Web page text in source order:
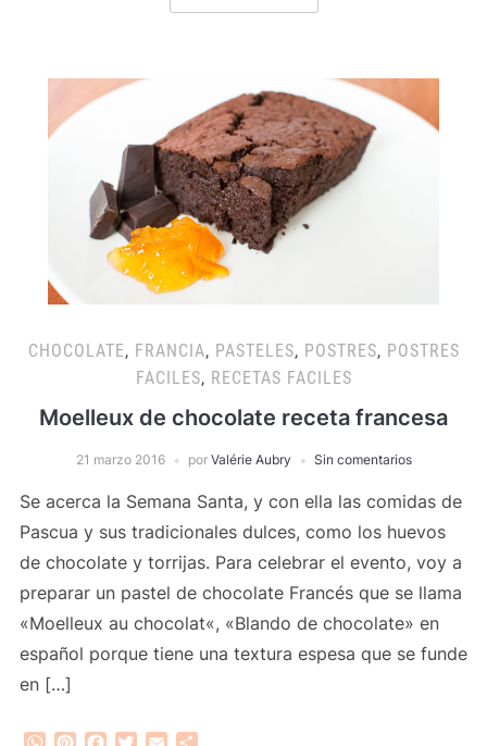
CHOCOLATE, FRANCIA, PASTELES, POSTRES, POSTRES
FACILES, RECETAS FACILES
Moelleux de chocolate receta francesa
21 marzo 2016 por Valérie Aubry Sin comentarios
Se acerca la Semana Santa, y con ella las comidas de
Pascua y sus tradicionales dulces, como los huevos
de chocolate y torrijas. Para celebrar el evento, voy a
preparar un pastel de chocolate Francés que se llama
«Moelleux au chocolat«, «Blando de chocolate» en
español porque tiene una textura espesa que se funde
en […]